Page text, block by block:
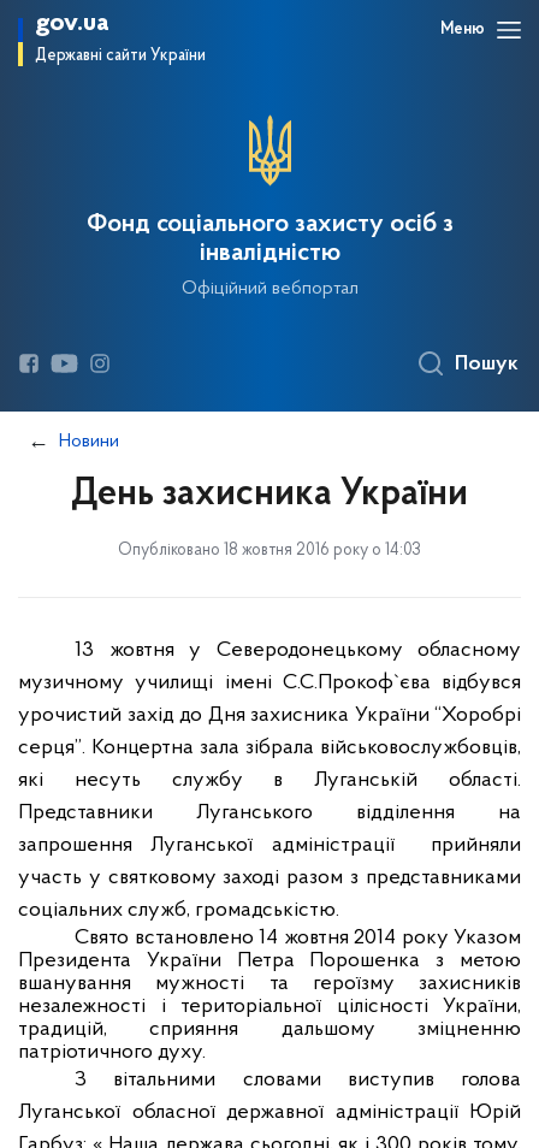
gov.ua
Державні сайти України
Меню
Фонд соціального захисту осіб з
інвалідністю
Офіційний вебпортал
Пошук
Новини
День захисника України
Опубліковано 18 жовтня 2016 року о 14:03
13 жовтня у Северодонецькому обласному
музичному училищі імені С.С.Прокоф`єва відбувся
урочистий захід до Дня захисника України “Хоробрі
серця”. Концертна зала зібрала військовослужбовців,
які несуть службу в Луганській області.
Представники Луганського відділення на
запрошення Луганської адміністрації
прийняли
участь у святковому заході разом з представниками
соціальних служб, громадськістю.
Свято встановлено 14 жовтня 2014 року Указом
Президента України Петра Порошенка з метою
вшанування мужності та героїзму захисників
незалежності і територіальної цілісності України,
традицій, сприяння дальшому зміцненню
патріотичного духу.
З вітальними словами виступив голова
Луганської обласної державної адміністрації Юрій